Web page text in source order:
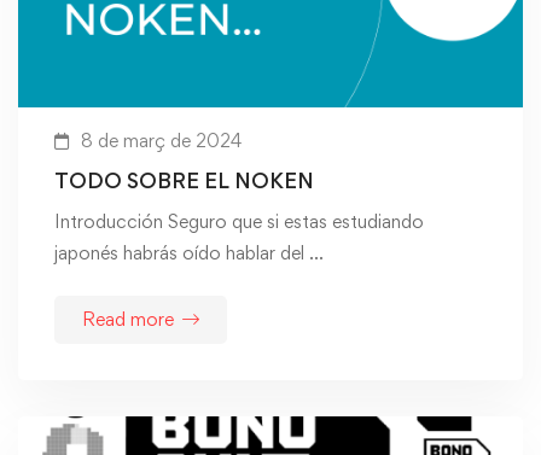
8 de març de 2024
TODO SOBRE EL NOKEN
Introducción Seguro que si estas estudiando
japonés habrás oído hablar del …
Read more